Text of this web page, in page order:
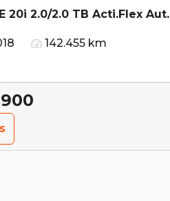
20i 2.0/2.0 TB Acti.Flex Aut.
142.455 km